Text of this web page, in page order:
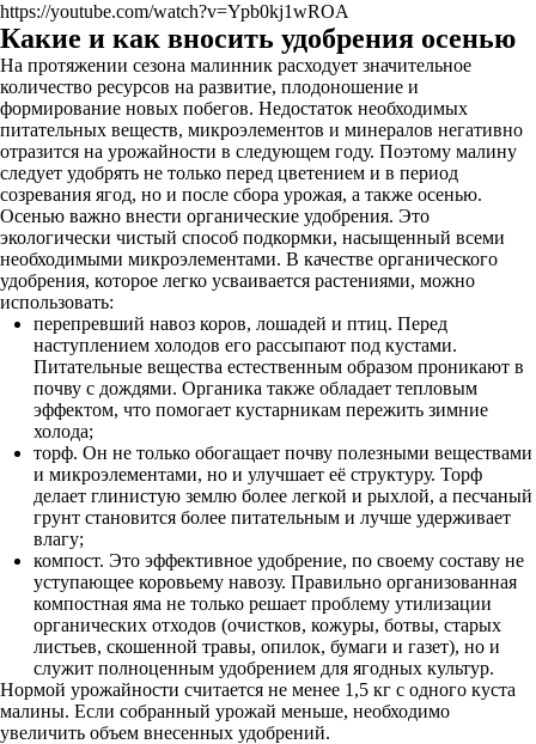
https://youtube.com/watch?v=Ypb0kj1wROA
Какие и как вносить удобрения осенью
На протяжении сезона малинник расходует значительное
количество ресурсов на развитие, плодоношение и
формирование новых побегов. Недостаток необходимых
питательных веществ, микроэлементов и минералов негативно
отразится на урожайности в следующем году. Поэтому малину
следует удобрять не только перед цветением и в период
созревания ягод, но и после сбора урожая, а также осенью.
Осенью важно внести органические удобрения. Это
экологически чистый способ подкормки, насыщенный всеми
необходимыми микроэлементами. В качестве органического
удобрения, которое легко усваивается растениями, можно
использовать:
перепревший навоз коров, лошадей и птиц. Перед
наступлением холодов его рассыпают под кустами.
Питательные вещества естественным образом проникают в
почву с дождями. Органика также обладает тепловым
эффектом, что помогает кустарникам пережить зимние
холода;
торф. Он не только обогащает почву полезными веществами
и микроэлементами, но и улучшает её структуру. Торф
делает глинистую землю более легкой и рыхлой, а песчаный
грунт становится более питательным и лучше удерживает
влагу;
компост. Это эффективное удобрение, по своему составу не
уступающее коровьему навозу. Правильно организованная
компостная яма не только решает проблему утилизации
органических отходов (очистков, кожуры, ботвы, старых
листьев, скошенной травы, опилок, бумаги и газет), но и
служит полноценным удобрением для ягодных культур.
Нормой урожайности считается не менее 1,5 кг с одного куста
малины. Если собранный урожай меньше, необходимо
увеличить объем внесенных удобрений.